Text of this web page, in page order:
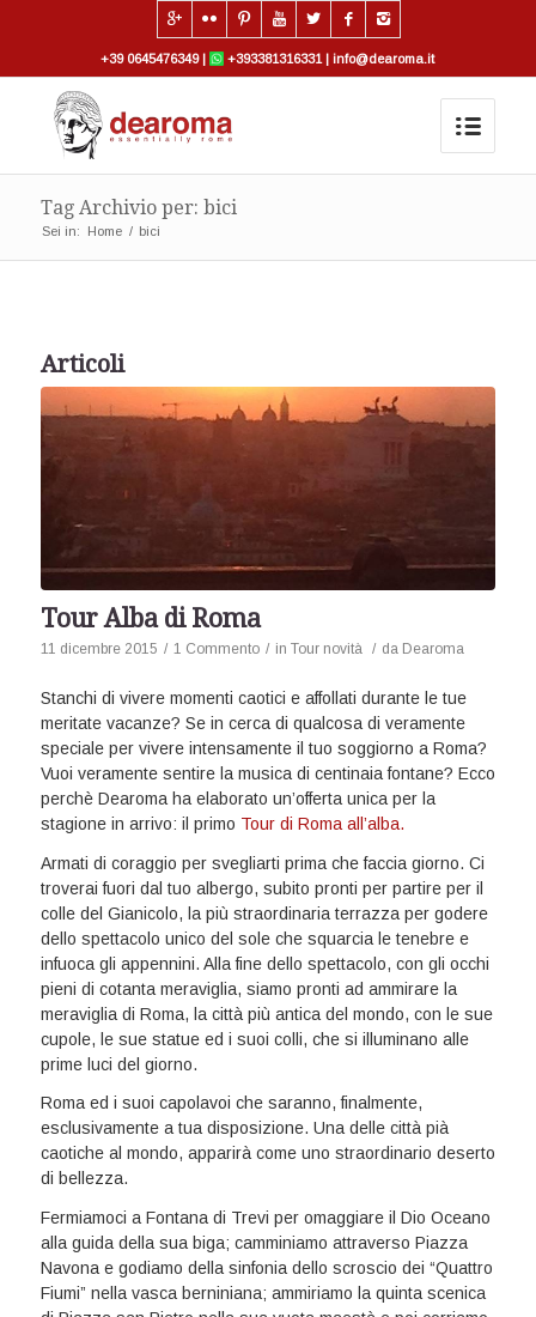
+39 0645476349 | +393381316331 | info@dearoma.it
Tag Archivio per: bici
Sei in: Home / bici
Articoli
Tour Alba di Roma
11 dicembre 2015 / 1 Commento / in Tour novità / da Dearoma
Stanchi di vivere momenti caotici e affollati durante le tue
meritate vacanze? Se in cerca di qualcosa di veramente
speciale per vivere intensamente il tuo soggiorno a Roma?
Vuoi veramente sentire la musica di centinaia fontane? Ecco
perchè Dearoma ha elaborato un’offerta unica per la
stagione in arrivo: il primo Tour di Roma all’alba.
Armati di coraggio per svegliarti prima che faccia giorno. Ci
troverai fuori dal tuo albergo, subito pronti per partire per il
colle del Gianicolo, la più straordinaria terrazza per godere
dello spettacolo unico del sole che squarcia le tenebre e
infuoca gli appennini. Alla fine dello spettacolo, con gli occhi
pieni di cotanta meraviglia, siamo pronti ad ammirare la
meraviglia di Roma, la città più antica del mondo, con le sue
cupole, le sue statue ed i suoi colli, che si illuminano alle
prime luci del giorno.
Roma ed i suoi capolavoi che saranno, finalmente,
esclusivamente a tua disposizione. Una delle città pià
caotiche al mondo, apparirà come uno straordinario deserto
di bellezza.
Fermiamoci a Fontana di Trevi per omaggiare il Dio Oceano
alla guida della sua biga; camminiamo attraverso Piazza
Navona e godiamo della sinfonia dello scroscio dei “Quattro
Fiumi” nella vasca berniniana; ammiriamo la quinta scenica